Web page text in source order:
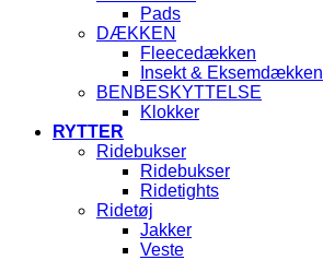
Pads
DÆKKEN
Fleecedækken
Insekt & Eksemdækken
BENBESKYTTELSE
Klokker
RYTTER
Ridebukser
Ridebukser
Ridetights
Ridetøj
Jakker
Veste